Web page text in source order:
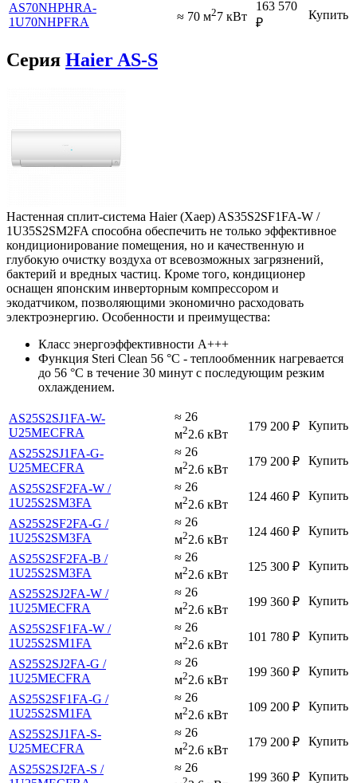
AS70NHPHRA-
1U70NHPFRA
≈ 70 м27 кВт
163 570
₽
Купить
Серия Haier AS-S
Настенная сплит-система Haier (Хаер) AS35S2SF1FA-W /
1U35S2SM2FA способна обеспечить не только эффективное
кондиционирование помещения, но и качественную и
глубокую очистку воздуха от всевозможных загрязнений,
бактерий и вредных частиц. Кроме того, кондиционер
оснащен японским инверторным компрессором и
экодатчиком, позволяющими экономично расходовать
электроэнергию. Особенности и преимущества:
Класс энергоэффективности A+++
Функция Steri Clean 56 °C - теплообменник нагревается
до 56 °C в течение 30 минут с последующим резким
охлаждением.
AS25S2SJ1FA-W-
U25MECFRA
≈ 26
м22.6 кВт
179 200 ₽ Купить
AS25S2SJ1FA-G-
U25MECFRA
≈ 26
м22.6 кВт
179 200 ₽ Купить
AS25S2SF2FA-W /
1U25S2SM3FA
≈ 26
м22.6 кВт
124 460 ₽ Купить
AS25S2SF2FA-G /
1U25S2SM3FA
≈ 26
м22.6 кВт
124 460 ₽ Купить
AS25S2SF2FA-B /
1U25S2SM3FA
≈ 26
м22.6 кВт
125 300 ₽ Купить
AS25S2SJ2FA-W /
1U25MECFRA
≈ 26
м22.6 кВт
199 360 ₽ Купить
AS25S2SF1FA-W /
1U25S2SM1FA
≈ 26
м22.6 кВт
101 780 ₽ Купить
AS25S2SJ2FA-G /
1U25MECFRA
≈ 26
м22.6 кВт
199 360 ₽ Купить
AS25S2SF1FA-G /
1U25S2SM1FA
≈ 26
м22.6 кВт
109 200 ₽ Купить
AS25S2SJ1FA-S-
U25MECFRA
≈ 26
м22.6 кВт
179 200 ₽ Купить
AS25S2SJ2FA-S /
≈ 26
199 360 ₽ Купить